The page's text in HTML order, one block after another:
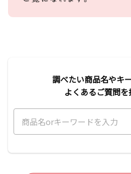
調べたい商品名やキ
よくあるご質問